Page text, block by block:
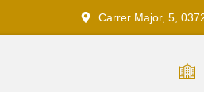
Carrer Major, 5,